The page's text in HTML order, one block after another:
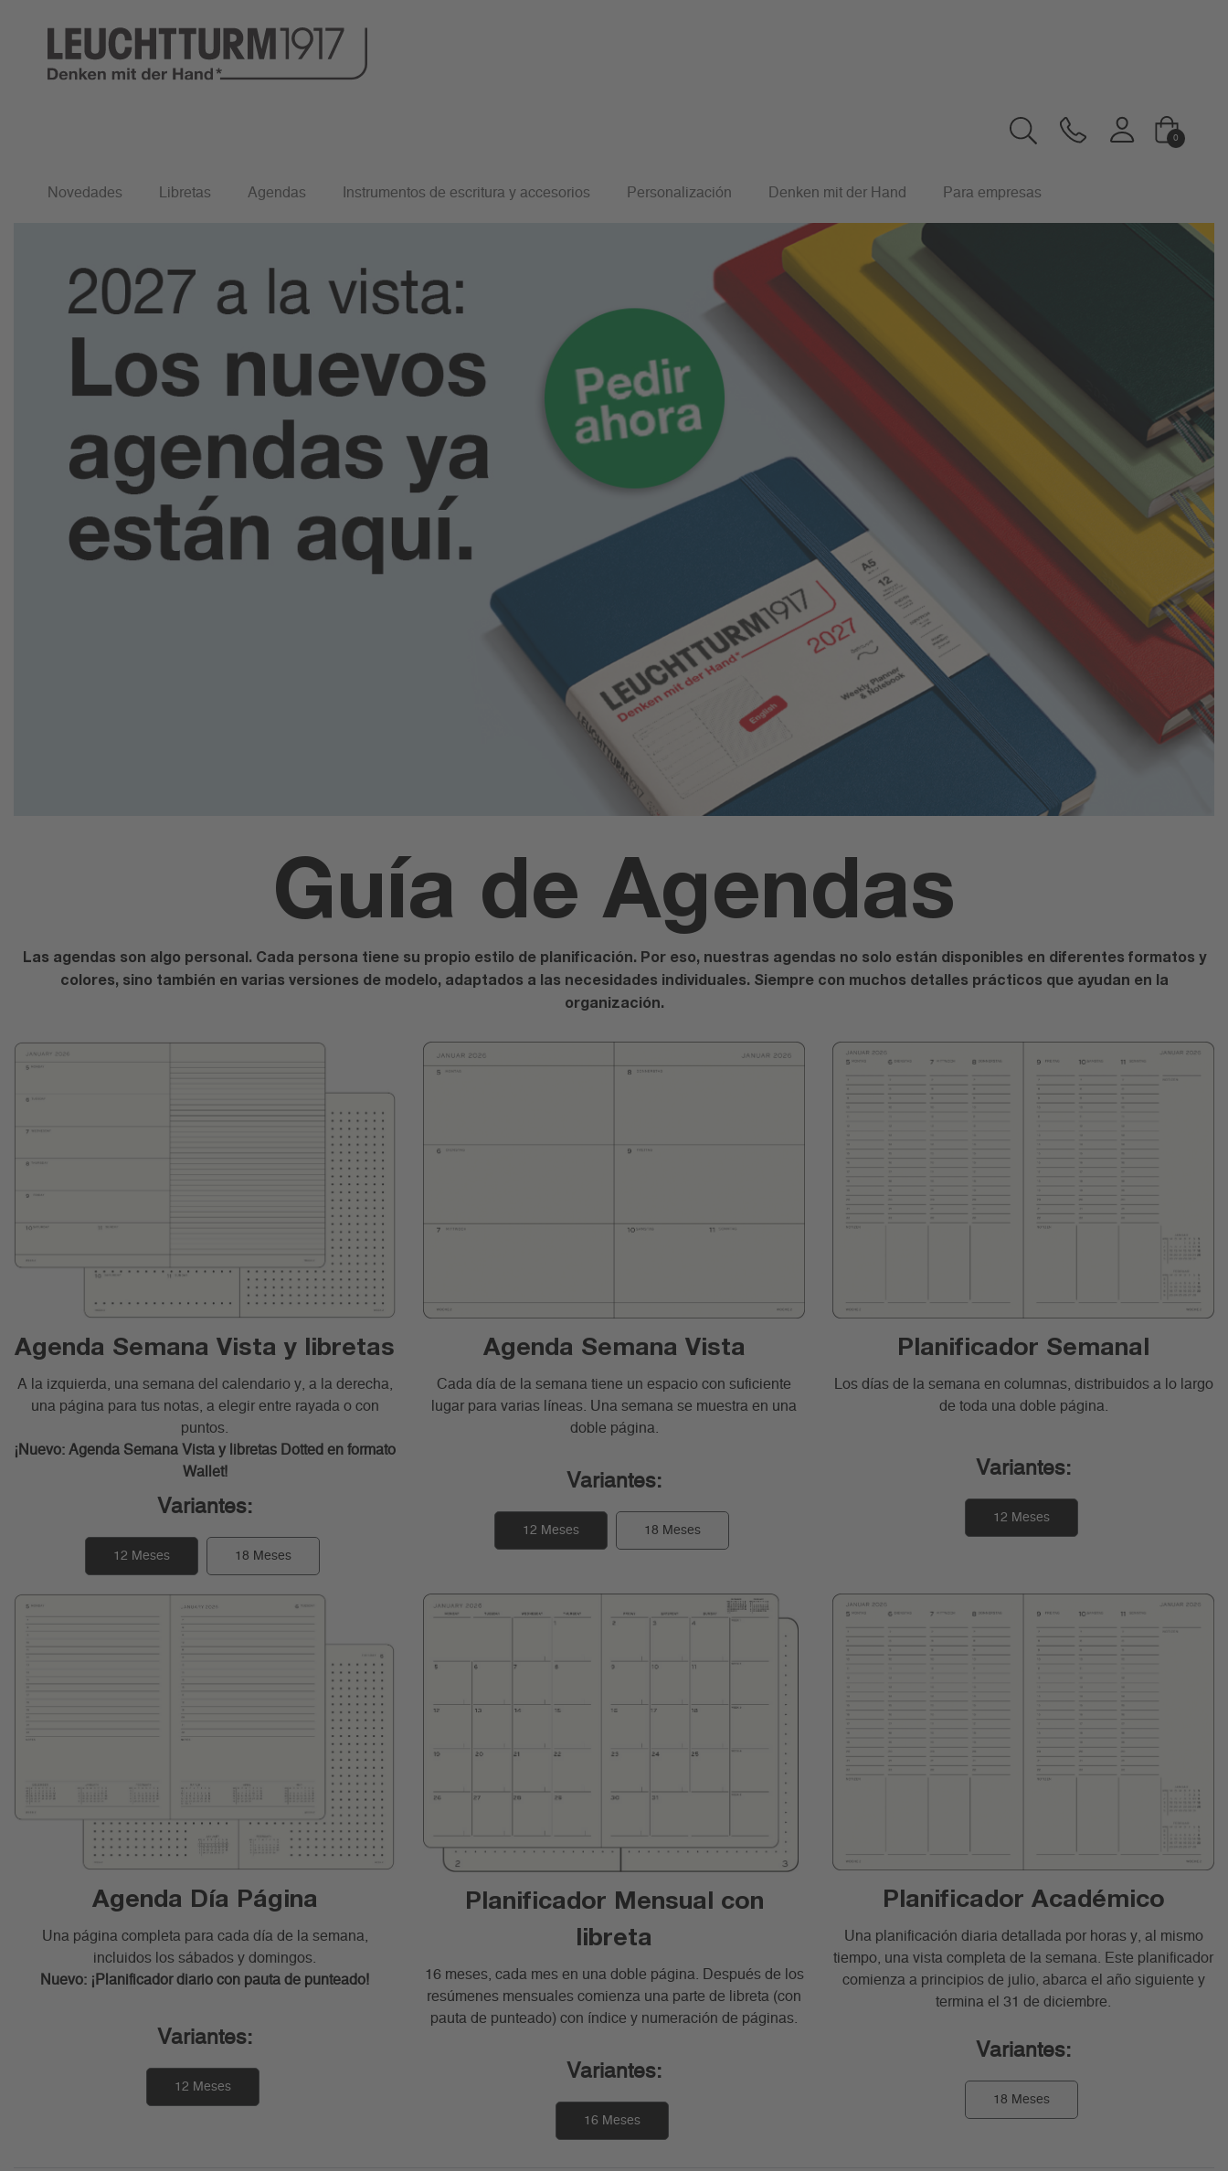
0
Novedades Libretas Agendas Instrumentos de escritura y accesorios Personalización Denken mit der Hand Para empresas
Guía de Agendas
Guía de Agendas
Las agendas son algo personal. Cada persona tiene su propio estilo de planificación. Por eso, nuestras agendas no solo están disponibles en diferentes formatos y
colores, sino también en varias versiones de modelo, adaptados a las necesidades individuales. Siempre con muchos detalles prácticos que ayudan en la
organización.
Agenda Semana Vista y libretas
A la izquierda, una semana del calendario y, a la derecha,
una página para tus notas, a elegir entre rayada o con
puntos.
¡Nuevo: Agenda Semana Vista y libretas Dotted en formato
Wallet!
Variantes:
12 Meses 18 Meses
Agenda Semana Vista
Cada día de la semana tiene un espacio con suficiente
lugar para varias líneas. Una semana se muestra en una
doble página.
Variantes:
12 Meses 18 Meses
Planificador Semanal
Los días de la semana en columnas, distribuidos a lo largo
de toda una doble página.
Variantes:
12 Meses
Agenda Día Página
Una página completa para cada día de la semana,
incluidos los sábados y domingos.
Nuevo: ¡Planificador diario con pauta de punteado!
Variantes:
12 Meses
Planificador Mensual con
libreta
16 meses, cada mes en una doble página. Después de los
resúmenes mensuales comienza una parte de libreta (con
pauta de punteado) con índice y numeración de páginas.
Variantes:
16 Meses
Planificador Académico
Una planificación diaria detallada por horas y, al mismo
tiempo, una vista completa de la semana. Este planificador
comienza a principios de julio, abarca el año siguiente y
termina el 31 de diciembre.
Variantes:
18 Meses